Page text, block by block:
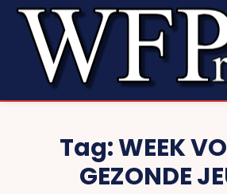
Tag:WEEK
GEZONDE